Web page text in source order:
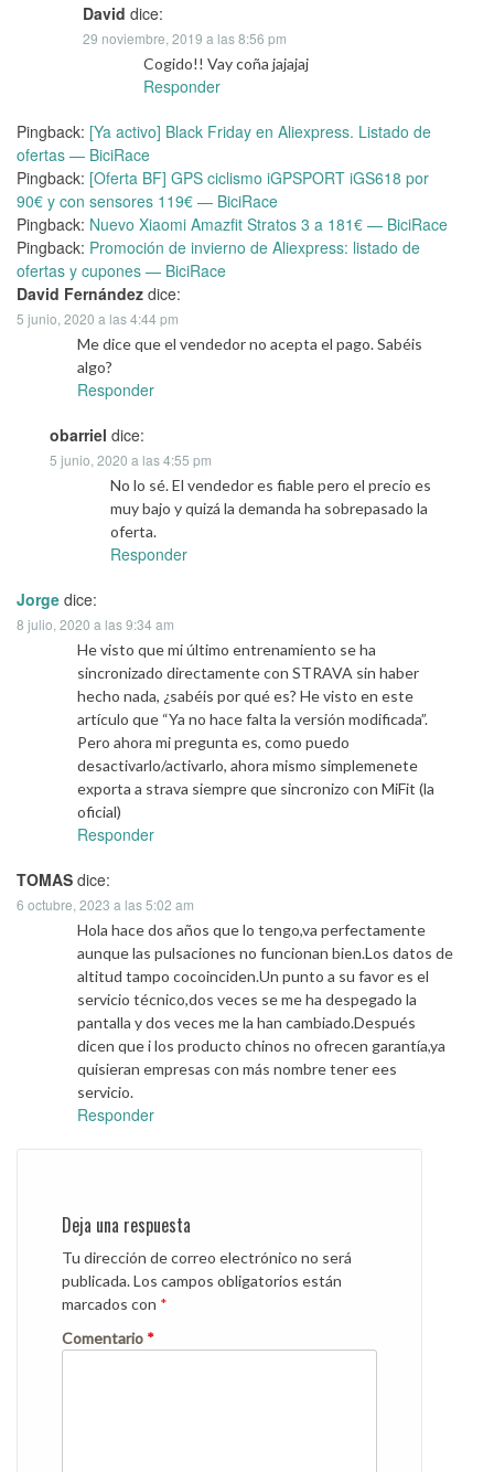
David dice:
29 noviembre, 2019 a las 8:56 pm
Cogido!! Vay coña jajajaj
Responder
Pingback: [Ya activo] Black Friday en Aliexpress. Listado de
ofertas — BiciRace
Pingback: [Oferta BF] GPS ciclismo iGPSPORT iGS618 por
90€ y con sensores 119€ — BiciRace
Pingback: Nuevo Xiaomi Amazfit Stratos 3 a 181€ — BiciRace
Pingback: Promoción de invierno de Aliexpress: listado de
ofertas y cupones — BiciRace
David Fernández dice:
5 junio, 2020 a las 4:44 pm
Me dice que el vendedor no acepta el pago. Sabéis
algo?
Responder
obarriel dice:
5 junio, 2020 a las 4:55 pm
No lo sé. El vendedor es fiable pero el precio es
muy bajo y quizá la demanda ha sobrepasado la
oferta.
Responder
Jorge dice:
8 julio, 2020 a las 9:34 am
He visto que mi último entrenamiento se ha
sincronizado directamente con STRAVA sin haber
hecho nada, ¿sabéis por qué es? He visto en este
artículo que “Ya no hace falta la versión modificada”.
Pero ahora mi pregunta es, como puedo
desactivarlo/activarlo, ahora mismo simplemenete
exporta a strava siempre que sincronizo con MiFit (la
oficial)
Responder
TOMAS dice:
6 octubre, 2023 a las 5:02 am
Hola hace dos años que lo tengo,va perfectamente
aunque las pulsaciones no funcionan bien.Los datos de
altitud tampo cocoinciden.Un punto a su favor es el
servicio técnico,dos veces se me ha despegado la
pantalla y dos veces me la han cambiado.Después
dicen que i los producto chinos no ofrecen garantía,ya
quisieran empresas con más nombre tener ees
servicio.
Responder
Deja una respuesta
Tu dirección de correo electrónico no será
publicada.Los campos obligatorios están
marcados con *
Comentario *